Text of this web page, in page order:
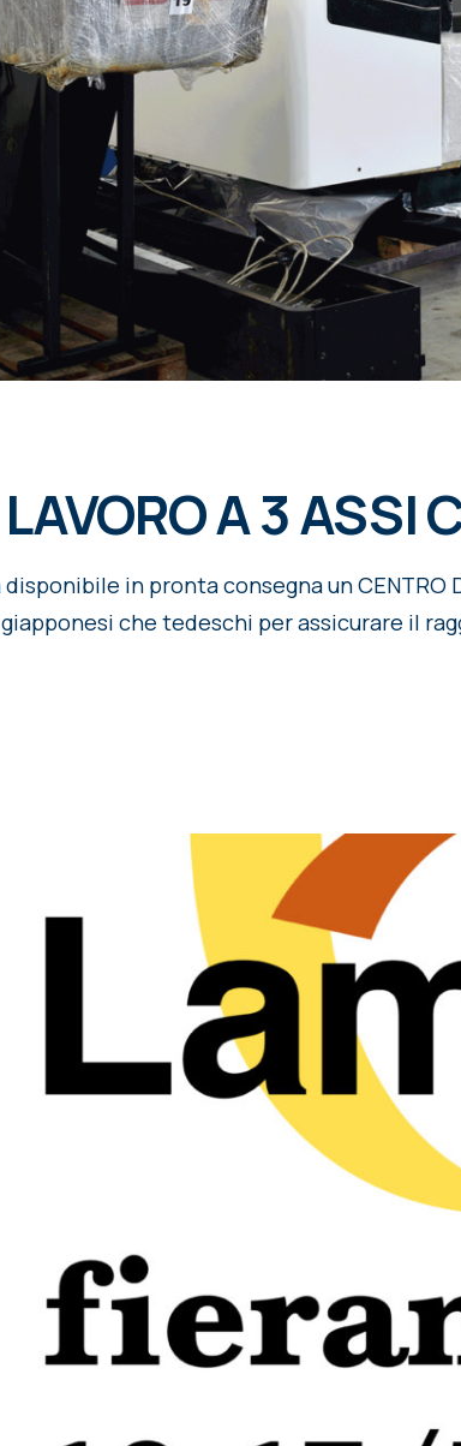
A 3 ASSI
disponibile in pronta consegna un CENTRO
che tedeschi per assicurare il